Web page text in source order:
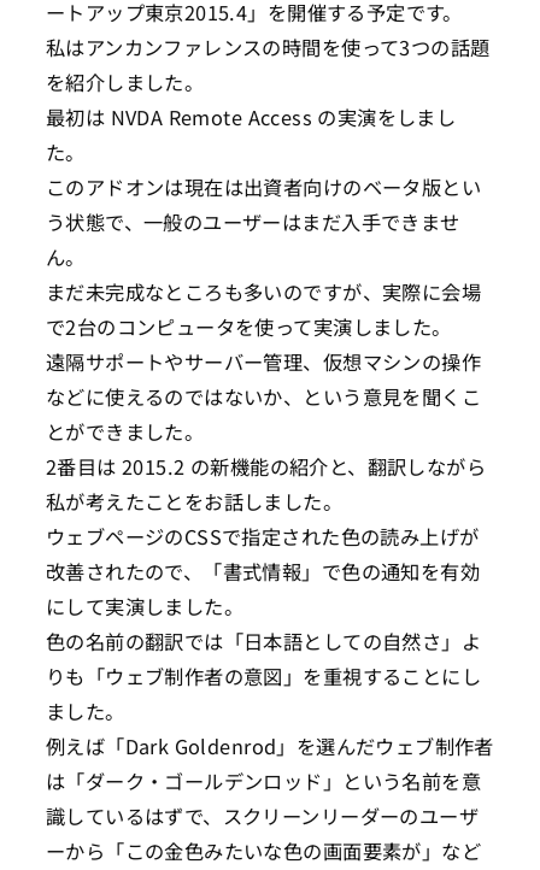
ートアップ東京2015.4」を開催する予定です。
私はアンカンファレンスの時間を使って3つの話題
を紹介しました。
最初は NVDA Remote Access の実演をしまし
た。
このアドオンは現在は出資者向けのベータ版とい
う状態で、一般のユーザーはまだ入手できませ
ん。
まだ未完成なところも多いのですが、実際に会場
で2台のコンピュータを使って実演しました。
遠隔サポートやサーバー管理、仮想マシンの操作
などに使えるのではないか、という意見を聞くこ
とができました。
2番目は 2015.2 の新機能の紹介と、翻訳しながら
私が考えたことをお話しました。
ウェブページのCSSで指定された色の読み上げが
改善されたので、「書式情報」で色の通知を有効
にして実演しました。
色の名前の翻訳では「日本語としての自然さ」よ
りも「ウェブ制作者の意図」を重視することにし
ました。
例えば「Dark Goldenrod」を選んだウェブ制作者
は「ダーク・ゴールデンロッド」という名前を意
識しているはずで、スクリーンリーダーのユーザ
ーから「この金色みたいな色の画面要素が」など